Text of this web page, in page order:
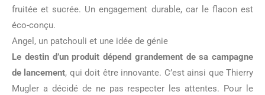
fruitée et sucrée. Un engagement durable, car le flacon est
éco-conçu.
Angel, un patchouli et une idée de génie
Le destin d’un produit dépend grandement de sa campagne
de lancement, qui doit être innovante. C’est ainsi que Thierry
Mugler a décidé de ne pas respecter les attentes. Pour le